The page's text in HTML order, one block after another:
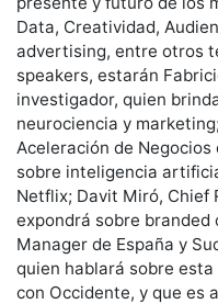
Data, Creatividad,
advertising, entre otros
speakers, estarán
investigador, quien
neurociencia y
Aceleración de
sobre inteligencia
Netflix; Davit Miró, Chief
expondrá sobre branded
Manager de España y
quien hablará sobre
con Occidente, y que es